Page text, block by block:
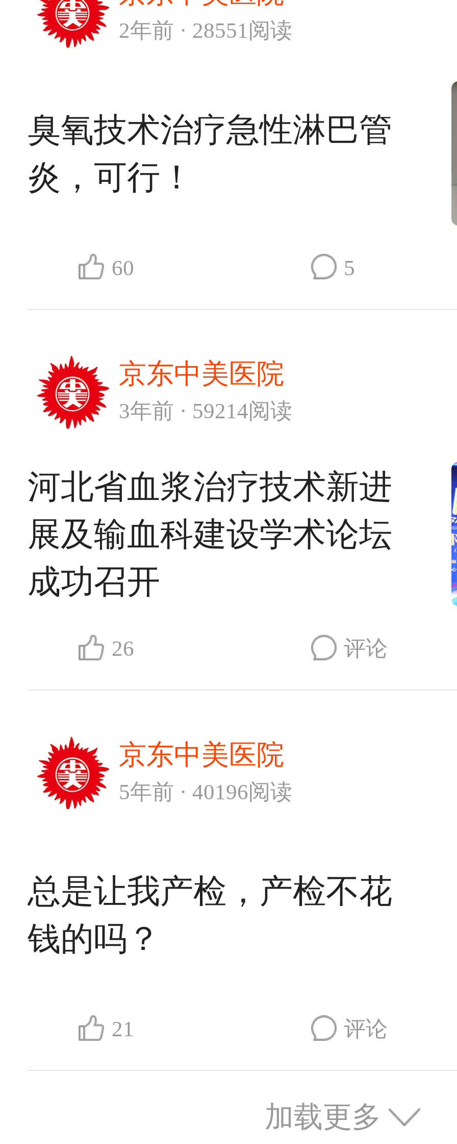
2年前 · 28551阅读
臭氧技术治疗急性淋巴管
炎，可行！
60 5
京东中美医院
3年前 · 59214阅读
河北省血浆治疗技术新进
展及输血科建设学术论坛
成功召开
26 评论
京东中美医院
5年前 · 40196阅读
总是让我产检，产检不花
钱的吗？
21 评论
加载更多